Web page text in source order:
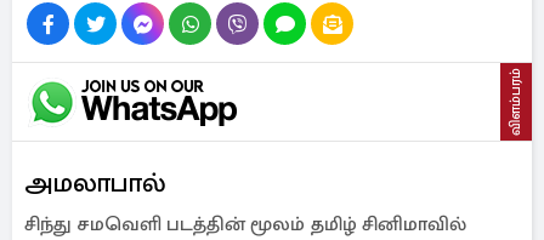
விளம்பரம்
அமலாபால்
சிந்து சமவெளி படத்தின் மூலம் தமிழ் சினிமாவில்